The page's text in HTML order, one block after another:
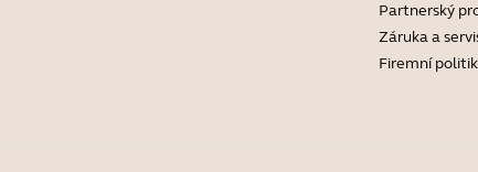
Partnerský
Záruka a
Firemní